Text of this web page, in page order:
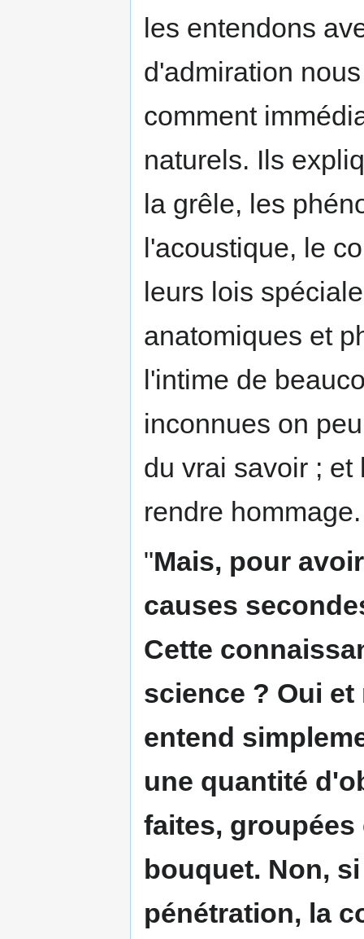
les entendons
d'admiration
comment
naturels. Ils
la grêle, les
l'acoustique, le
leurs lois
anatomiques et
l'intime de
inconnues on
du vrai savoir ;
rendre hommage.
"Mais, pour
causes
Cette
science ? Oui
entend
une quantité
faites, groupées
bouquet. Non,
pénétration, la